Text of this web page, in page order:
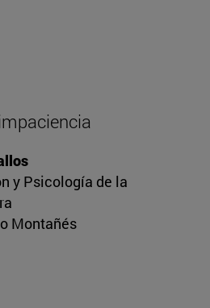
y Psicología de la
Montañés